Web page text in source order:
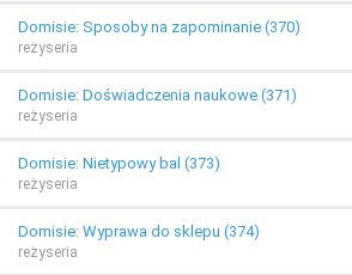
Domisie: Sposoby na zapominanie (370)
reżyseria
Domisie: Doświadczenia naukowe (371)
reżyseria
Domisie: Nietypowy bal (373)
reżyseria
Domisie: Wyprawa do sklepu (374)
reżyseria